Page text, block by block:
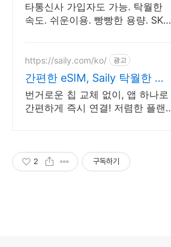
타통신사 가입자도 가능. 탁월한
속도. 쉬운이용. 빵빵한 용량. SK로
https://saily.com/ko/ 광고
간편한 eSIM, Saily 탁월한 보
안, 안정적인 연결
번거로운 칩 교체 없이, 앱 하나로
간편하게 즉시 연결! 저렴한 플랜,
2 구독하기